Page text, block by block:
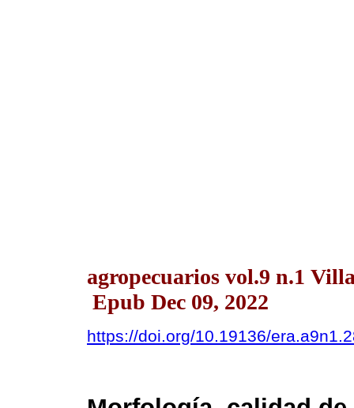
agropecuarios vol.9 n.1
Epub Dec 09, 2022
https://doi.org/10.19136/